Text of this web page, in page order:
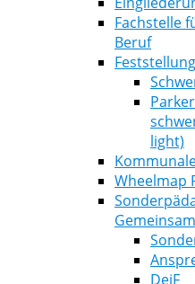
Fachstelle
Beruf
light)
Wheelmap
DeiF